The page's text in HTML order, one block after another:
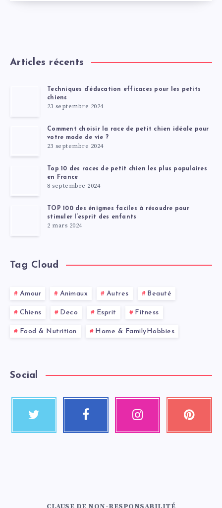
Articles récents
Techniques d’éducation efficaces pour les petits
chiens
23 septembre 2024
Comment choisir la race de petit chien idéale pour
votre mode de vie ?
23 septembre 2024
Top 10 des races de petit chien les plus populaires
en France
8 septembre 2024
TOP 100 des énigmes faciles à résoudre pour
stimuler l’esprit des enfants
2 mars 2024
Tag Cloud
Amour Animaux Autres Beauté
Chiens Deco Esprit Fitness
Food & Nutrition Home & FamilyHobbies
Social